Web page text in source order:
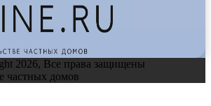
2026, Все права защищены
частных домов